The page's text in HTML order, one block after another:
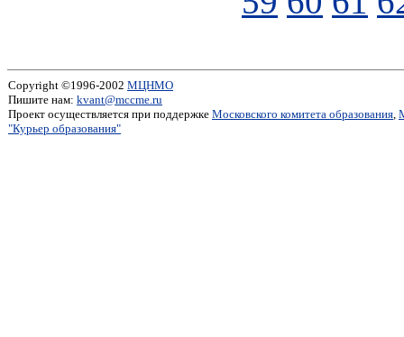
Copyright ©1996-2002 МЦНМО
Пишите нам: kvant@mccme.ru
Проект осуществляется при поддержке Московского комитета образования,
"Курьер образования"